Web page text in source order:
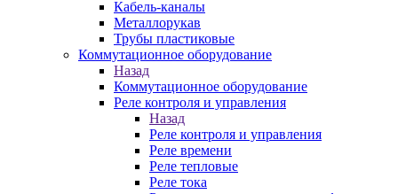
Кабель-каналы
Металлорукав
Трубы пластиковые
Коммутационное оборудование
Назад
Коммутационное оборудование
Реле контроля и управления
Назад
Реле контроля и управления
Реле времени
Реле тепловые
Реле тока